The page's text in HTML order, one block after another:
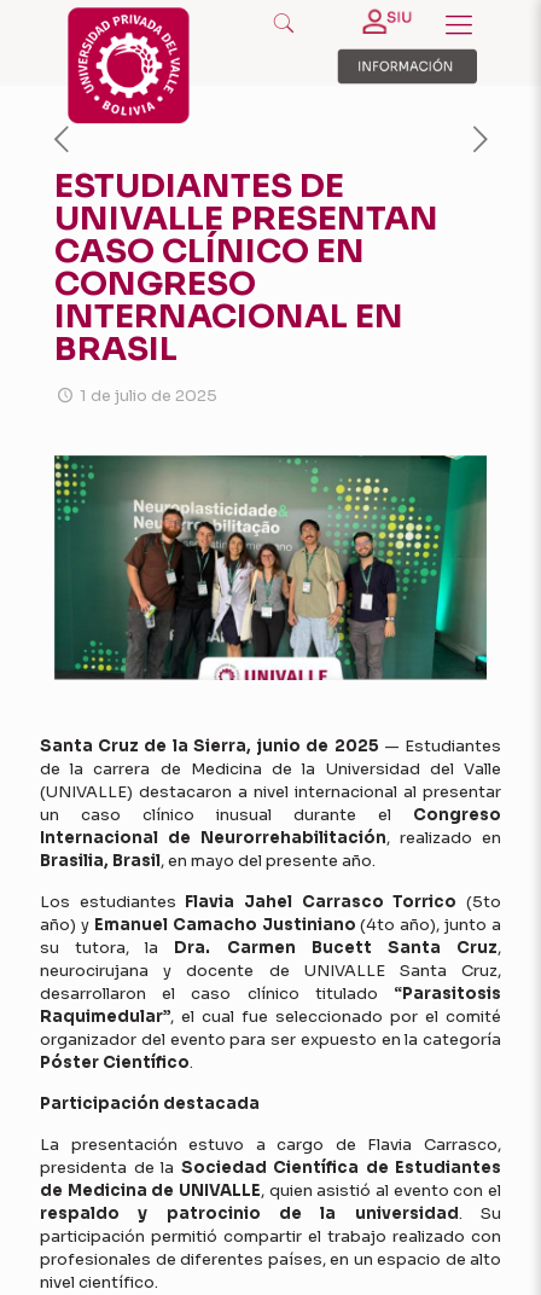
ESTUDIANTES DE
UNIVALLE PRESENTAN
CASO CLÍNICO EN
CONGRESO
INTERNACIONAL EN
BRASIL
1 de julio de 2025
Santa Cruz de la Sierra, junio de 2025 — Estudiantes
de la carrera de Medicina de la Universidad del Valle
(UNIVALLE) destacaron a nivel internacional al presentar
un caso clínico inusual durante el Congreso
Internacional de Neurorrehabilitación, realizado en
Brasilia, Brasil, en mayo del presente año.
Los estudiantes Flavia Jahel Carrasco Torrico (5to
año) y Emanuel Camacho Justiniano (4to año), junto a
su tutora, la Dra. Carmen Bucett Santa Cruz,
neurocirujana y docente de UNIVALLE Santa Cruz,
desarrollaron el caso clínico titulado “Parasitosis
Raquimedular”, el cual fue seleccionado por el comité
organizador del evento para ser expuesto en la categoría
Póster Científico.
Participación destacada
La presentación estuvo a cargo de Flavia Carrasco,
presidenta de la Sociedad Científica de Estudiantes
de Medicina de UNIVALLE, quien asistió al evento con el
respaldo y patrocinio de la universidad. Su
participación permitió compartir el trabajo realizado con
profesionales de diferentes países, en un espacio de alto
nivel científico.